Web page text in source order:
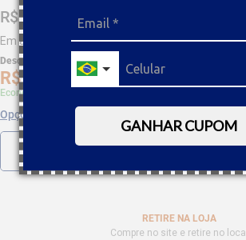
GANHAR CUPOM
R$ 883
Em até 98,13sem juros
Desc. de 16
R$ 07
Economize 5% à vista com Boleto, PIX
Opções de parcelamento
RETIRE NA LOJA
Compre no site e retire no local